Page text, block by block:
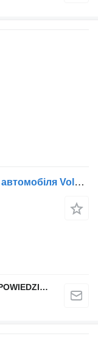
Двигун Volkswagen Polo V CUS до автомобіля Volkswagen Polo V
QINDITO SPÓŁKA Z OGRANICZONĄ ODPOWIEDZIALNOŚCIĄ